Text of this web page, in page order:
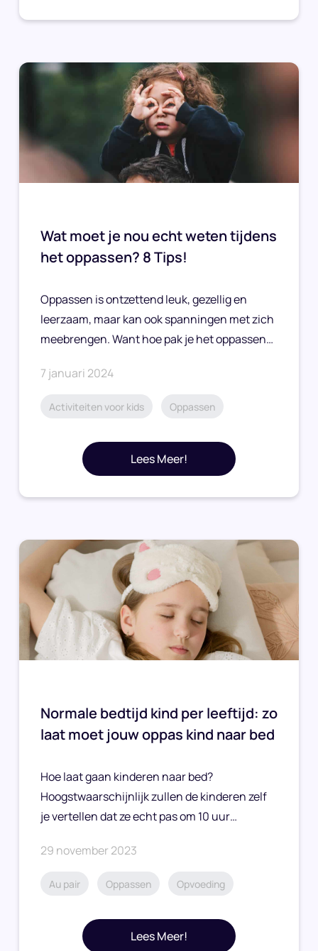
Wat moet je nou echt weten tijdens
het oppassen? 8 Tips!
Oppassen is ontzettend leuk, gezellig en
leerzaam, maar kan ook spanningen met zich
meebrengen. Want hoe pak je het oppassen…
7 januari 2024
Activiteiten voor kids Oppassen
Lees Meer!
Normale bedtijd kind per leeftijd: zo
laat moet jouw oppas kind naar bed
Hoe laat gaan kinderen naar bed?
Hoogstwaarschijnlijk zullen de kinderen zelf
je vertellen dat ze echt pas om 10 uur…
29 november 2023
Au pair Oppassen Opvoeding
Lees Meer!